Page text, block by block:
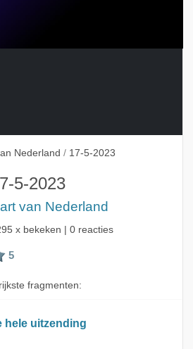
Nederland / 17-5-2023
5-2023
van Nederland
x bekeken | 0 reacties
fragmenten:
hele uitzending